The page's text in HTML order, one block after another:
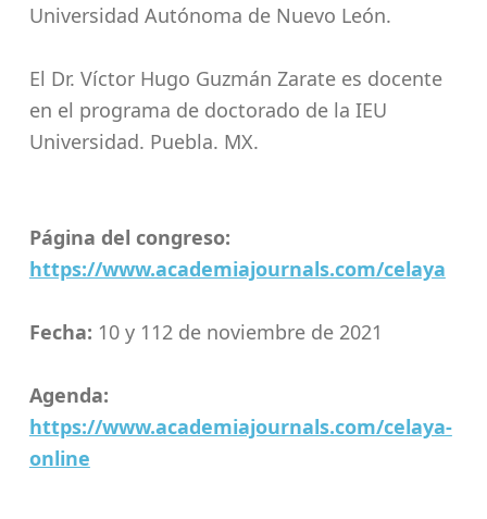
Universidad Autónoma de Nuevo León.
El Dr. Víctor Hugo Guzmán Zarate es docente
en el programa de doctorado de la IEU
Universidad. Puebla. MX.
Página del congreso:
https://www.academiajournals.com/celaya
Fecha: 10 y 112 de noviembre de 2021
Agenda:
https://www.academiajournals.com/celaya-
online